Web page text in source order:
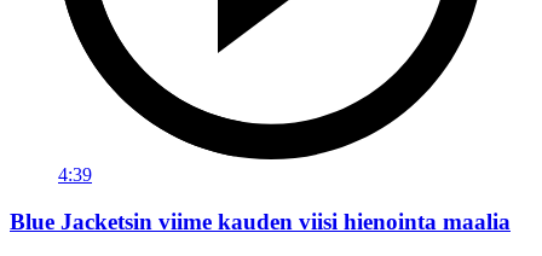
4:39
Blue Jacketsin viime kauden viisi hienointa maalia